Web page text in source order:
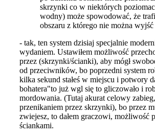
skrzynki co w niektórych
wodny) może spowodować, że
obszaru z którego nie można wyjść
- tak, ten system dzisiaj specjalnie
wydaniem. Ustawiłem możliwość
przez (skrzynki/ścianki), aby mógł
od przeciwników, bo poprzedni system
kilka sekund stałeś w miejscu i potwory
bohatera"to już wgl się to gliczowało i
mordowania. (Tutaj akurat celowy
przenikaniem przez skrzynki), bo przez
zwiejesz, to dałem graczowi, możliwość
ściankami.